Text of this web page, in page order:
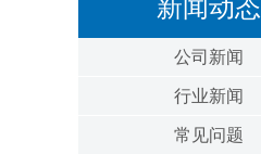
新闻动态
公司新闻
行业新闻
常见问题